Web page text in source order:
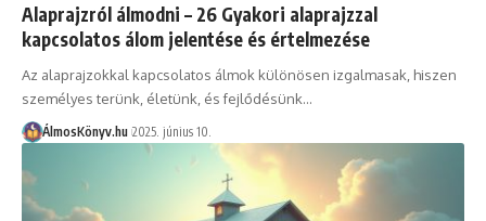
Alaprajzról álmodni – 26 Gyakori alaprajzzal
kapcsolatos álom jelentése és értelmezése
Az alaprajzokkal kapcsolatos álmok különösen izgalmasak, hiszen
személyes terünk, életünk, és fejlődésünk…
ÁlmosKönyv.hu 2025. június 10.